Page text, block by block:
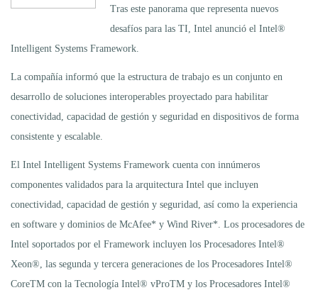
Tras este panorama que representa nuevos
desafíos para las TI, Intel anunció el Intel®
Intelligent Systems Framework.
La compañía informó que la estructura de trabajo es un conjunto en
desarrollo de soluciones interoperables proyectado para habilitar
conectividad, capacidad de gestión y seguridad en dispositivos de forma
consistente y escalable.
El Intel Intelligent Systems Framework cuenta con innúmeros
componentes validados para la arquitectura Intel que incluyen
conectividad, capacidad de gestión y seguridad, así como la experiencia
en software y dominios de McAfee* y Wind River*. Los procesadores de
Intel soportados por el Framework incluyen los Procesadores Intel®
Xeon®, las segunda y tercera generaciones de los Procesadores Intel®
CoreTM con la Tecnología Intel® vProTM y los Procesadores Intel®